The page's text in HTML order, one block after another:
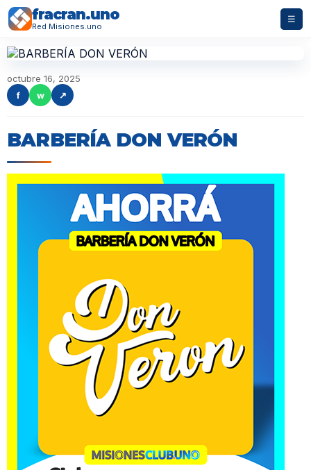
fracran.uno
Red Misiones.uno
☰
octubre 16, 2025
f
w ↗
BARBERÍA DON VERÓN